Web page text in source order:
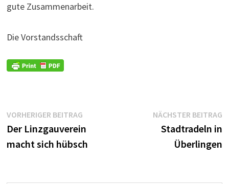
gute Zusammenarbeit.
Die Vorstandsschaft
Beitragsnavigation
VORHERIGER BEITRAGVorheriger
Beitrag:
Der Linzgauverein
macht sich hübsch
NÄCHSTER BEITRAG
Stadtradeln in
Überlingen